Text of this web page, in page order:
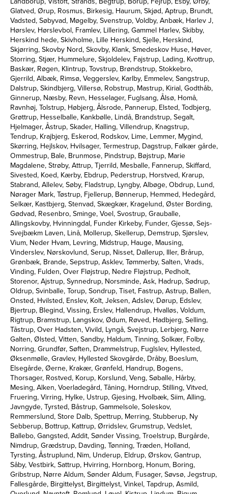
Glatved, Ørup, Rosmus, Birkesig, Haurum, Skjød, Aptrup, Brundt,
Vadsted, Søbyvad, Møgelby, Svenstrup, Voldby, Anbæk, Harlev J,
Hørslev, Hørslevbol, Framlev, Lillering, Gammel Harlev, Skibby,
Herskind hede, Skivholme, Lille Herskind, Sjelle, Herskind,
Skjørring, Skovby Nord, Skovby, Klank, Smedeskov Huse, Høver,
Storring, Stjær, Hummelure, Skjoldelev, Fajstrup, Lading, Kvottrup,
Baskær, Røgen, Klintrup, Tovstrup, Brøndstrup, Stokkebro,
Gjerrild, Albæk, Rimsø, Veggerslev, Karlby, Emmelev, Sangstrup,
Dalstrup, Skindbjerg, Villersø, Robstrup, Mastrup, Kirial, Godthåb,
Ginnerup, Næsby, Revn, Hesselager, Fuglsang, Ålsø, Homå,
Ravnhøj, Tolstrup, Høbjerg, Ålsrode, Pannerup, Elsted, Todbjerg,
Grøttrup, Hesselballe, Kankbølle, Lindå, Brandstrup, Segalt,
Hjelmager, Åstrup, Skader, Halling, Villendrup, Knagstrup,
Tendrup, Krajbjerg, Eskerod, Rodskov, Lime, Lemmer, Mygind,
Skørring, Hejlskov, Hvilsager, Termestrup, Dagstrup, Falkær gårde,
Ommestrup, Bale, Brunmose, Pindstrup, Bøjstrup, Marie
Magdalene, Strøby, Attrup, Tjerrild, Mesballe, Fannerup, Skiffard,
Sivested, Koed, Kærby, Ebdrup, Pederstrup, Horstved, Krarup,
Stabrand, Allelev, Søby, Fladstrup, Lyngby, Albøge, Obdrup, Lund,
Nørager Mark, Tøstrup, Fjellerup, Bønnerup, Hemmed, Hedegård,
Selkær, Kastbjerg, Stenvad, Skægkær, Kragelund, Øster Bording,
Gødvad, Resenbro, Sminge, Voel, Svostrup, Grauballe,
Allingskovby, Hvinningdal, Funder Kirkeby, Funder, Gjessø, Sejs-
Svejbækm Laven, Linå, Mollerup, Skellerup, Demstrup, Sjørslev,
Vium, Neder Hvam, Levring, Midstrup, Hauge, Mausing,
Vinderslev, Nørskovlund, Serup, Nisset, Dallerup, Iller, Brårup,
Grønbæk, Brande, Sepstrup, Asklev, Tømmerby, Salten, Vrads,
Vinding, Fulden, Over Fløjstrup, Nedre Fløjstrup, Pedholt,
Storenor, Ajstrup, Synnedrup, Norsminde, Ask, Hadrup, Sødrup,
Oldrup, Svinballe, Torup, Sondrup, Tiset, Fastrup, Astrup, Ballen,
Onsted, Hvilsted, Enslev, Kolt, Jeksen, Adslev, Dørup, Edslev,
Bjertrup, Blegind, Vissing, Erslev, Hallendrup, Hvalløs, Voldum,
Rigtrup, Bramstrup, Langskov, Ødum, Røved, Hadbjerg, Selling,
Tåstrup, Over Hadsten, Vivild, Lyngå, Svejstrup, Lerbjerg, Nørre
Galten, Ølsted, Vitten, Sandby, Haldum, Tinning, Solkær, Folby,
Norring, Grundfør, Søften, Drammelstrup, Fuglslev, Hyllested,
Øksenmølle, Gravlev, Hyllested Skovgårde, Dråby, Boeslum,
Elsegårde, Øerne, Krakær, Grønfeld, Handrup, Bogens,
Thorsager, Rostved, Korup, Korslund, Veng, Søballe, Hårby,
Mesing, Alken, Voerladegård, Tåning, Horndrup, Stilling, Vitved,
Fruering, Virring, Hylke, Ustrup, Gjesing, Hvolbæk, Siim, Alling,
Javngyde, Tyrsted, Båstrup, Gammelsole, Soleskov,
Remmerslund, Store Dalb, Spettrup, Merring, Stubberup, Ny
Sebberup, Bottrup, Kattrup, Ørridslev, Grumstrup, Vedslet,
Ballebo, Gangsted, Addit, Sønder Vissing, Troelstrup, Burgårde,
Nimdrup, Grædstrup, Davding, Tønning, Træden, Holland,
Tyrsting, Åstruplund, Nim, Underup, Eldrup, Ørskov, Gantrup,
Såby, Vestbirk, Sattrup, Hvirring, Hornborg, Honum, Boring,
Gribstrup, Nørre Aldum, Sønder Aldum, Fusager, Søvsø, Jegstrup,
Fallesgårde, Birgittelyst, Birgittelyst, Vinkel, Tapdrup, Asmild,